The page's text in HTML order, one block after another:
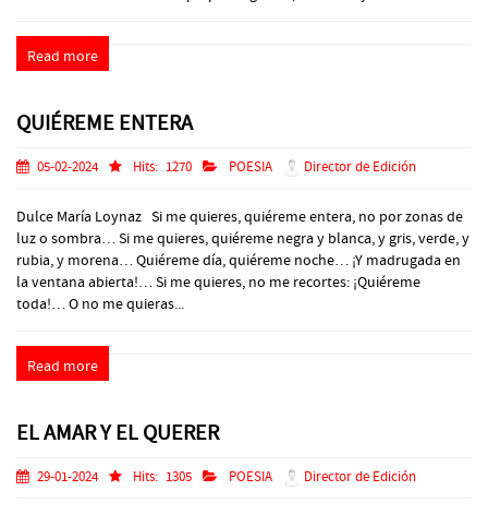
Read more
QUIÉREME ENTERA
05-02-2024 Hits: 1270 POESIA Director de Edición
Dulce María Loynaz Si me quieres, quiéreme entera, no por zonas de
luz o sombra… Si me quieres, quiéreme negra y blanca, y gris, verde, y
rubia, y morena… Quiéreme día, quiéreme noche… ¡Y madrugada en
la ventana abierta!… Si me quieres, no me recortes: ¡Quiéreme
toda!… O no me quieras...
Read more
EL AMAR Y EL QUERER
29-01-2024 Hits: 1305 POESIA Director de Edición